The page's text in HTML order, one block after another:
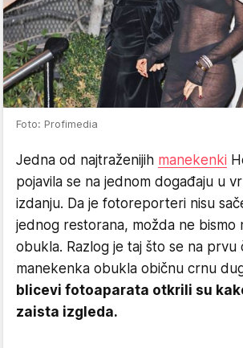
Foto: Profimedia
Jedna od najtraženijih manekenki
pojavila se na jednom događaju u
izdanju. Da je fotoreporteri nisu
jednog restorana, možda ne bismo
obukla. Razlog je taj što se na prvu
manekenka obukla običnu crnu
blicevi fotoaparata otkrili su
zaista izgleda.